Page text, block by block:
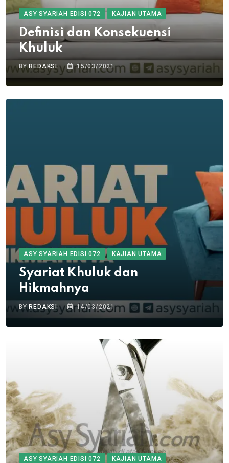
ASY SYARIAH EDISI 072 KAJIAN UTAMA
Definisi dan Konsekuensi
Khuluk
BY REDAKSI 15/03/2021
ASY SYARIAH EDISI 072 KAJIAN UTAMA
Syariat Khuluk dan
Hikmahnya
BYREDAKSI 14/03/2021
ASY SYARIAH EDISI 072 KAJIAN UTAMA